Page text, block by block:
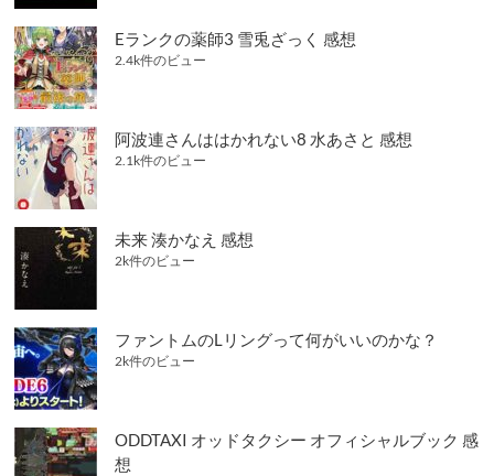
Eランクの薬師3 雪兎ざっく 感想
2.4k件のビュー
阿波連さんははかれない8 水あさと 感想
2.1k件のビュー
未来 湊かなえ 感想
2k件のビュー
ファントムのLリングって何がいいのかな？
2k件のビュー
ODDTAXI オッドタクシー オフィシャルブック 感
想